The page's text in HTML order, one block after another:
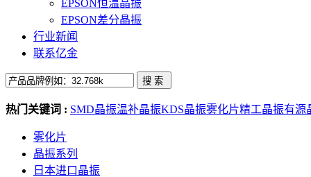
EPSON恒温晶振
EPSON差分晶振
行业新闻
联系亿金
热门关键词 : SMD晶振温补晶振KDS晶振雾化片精工晶振有源
雾化片
晶振系列
日本进口晶振